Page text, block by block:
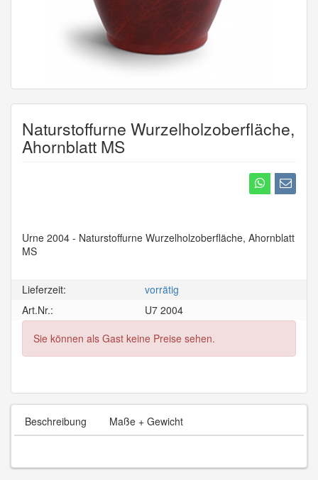
Naturstoffurne Wurzelholzoberfläche,
Ahornblatt MS
Urne 2004 - Naturstoffurne Wurzelholzoberfläche, Ahornblatt
MS
Lieferzeit:
vorrätig
Art.Nr.:
U7 2004
Sie können als Gast keine Preise sehen.
Beschreibung Maße + Gewicht